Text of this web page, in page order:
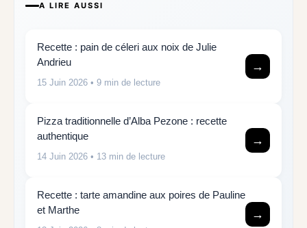
A LIRE AUSSI
Recette : pain de céleri aux noix de Julie
Andrieu
15 Juin 2026 • 9 min de lecture
→
Pizza traditionnelle d’Alba Pezone : recette
authentique
14 Juin 2026 • 13 min de lecture
→
Recette : tarte amandine aux poires de Pauline
et Marthe
→